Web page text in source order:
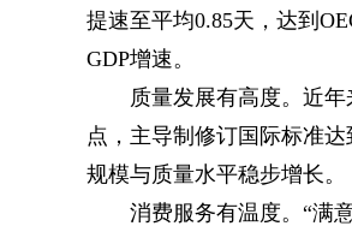
提速至平均0.85天，达到
GDP增速。
质量发展有高度。近
点，主导制修订国际标准
规模与质量水平稳步增长。
消费服务有温度。“满